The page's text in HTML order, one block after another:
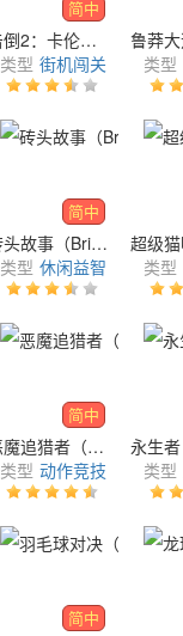
简中
击倒2：卡伦之怒（Knockout 2: Wrath of the Karen）
类型 街机闯关
类型
简中
砖头故事（Bricktales）
类型 休闲益智
类型
简中
恶魔追猎者（Devil Slayer）
类型 动作竞技
类型
简中